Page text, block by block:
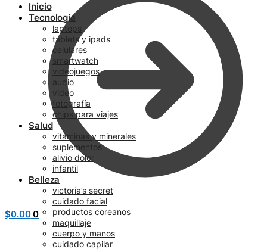
$0.00 0
Inicio
Tecnología
laptops
tablets y ipads
celulares
smartwatch
videojuegos
audio
video
fotografía
chips para viajes
Salud
vitaminas y minerales
suplementos
alivio dolor
infantil
Belleza
victoria’s secret
cuidado facial
productos coreanos
maquillaje
cuerpo y manos
cuidado capilar